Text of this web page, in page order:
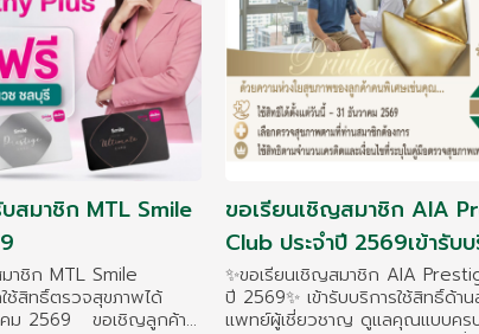
สมาชิก MTL Smile
มาชิก MTL Smile
ช้สิทธิ์ตรวจสุขภาพได้
ม 2569 ขอเชิญลูกค้า
ขอเรียนเชิญสมาชิก AIA
Club ประจำปี 2569เข้ารับ
กับทีมแพทย์ผู้เชี่ยวชาญโดย
สมิติเวชชลบุรี
✨ขอเรียนเชิญสมาชิก AIA
ปี 2569✨ เข้ารับบริการใช้สิทธิ์ด้า
แพทย์ผู้เชี่ยวชาญ ดูแลคุณแบบคร